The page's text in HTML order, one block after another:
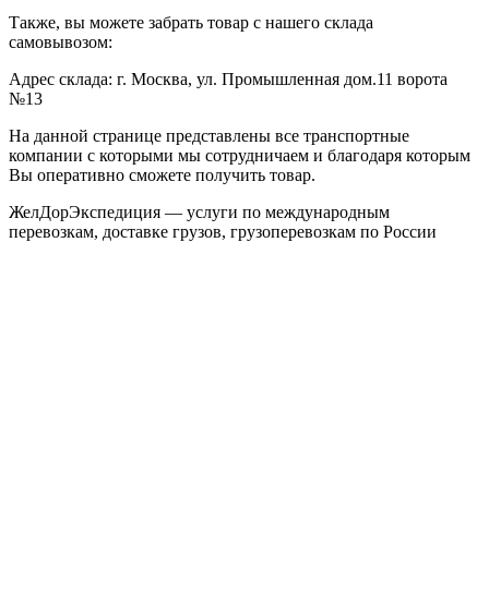
Также, вы можете забрать товар с нашего склада
самовывозом:
Адрес склада: г. Москва, ул. Промышленная дом.11 ворота
№13
На данной странице представлены все транспортные
компании с которыми мы сотрудничаем и благодаря которым
Вы оперативно сможете получить товар.
ЖелДорЭкспедиция — услуги по международным
перевозкам, доставке грузов, грузоперевозкам по России